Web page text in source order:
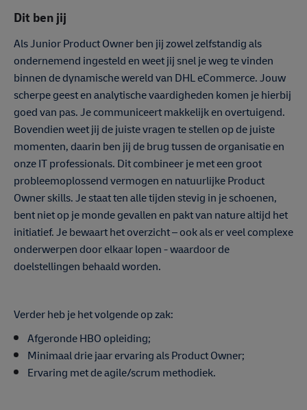
Dit ben jij
Als Junior Product Owner ben jij zowel zelfstandig als
ondernemend ingesteld en weet jij snel je weg te vinden
binnen de dynamische wereld van DHL eCommerce. Jouw
scherpe geest en analytische vaardigheden komen je hierbij
goed van pas. Je communiceert makkelijk en overtuigend.
Bovendien weet jij de juiste vragen te stellen op de juiste
momenten, daarin ben jij de brug tussen de organisatie en
onze IT professionals. Dit combineer je met een groot
probleemoplossend vermogen en natuurlijke Product
Owner skills. Je staat ten alle tijden stevig in je schoenen,
bent niet op je monde gevallen en pakt van nature altijd het
initiatief. Je bewaart het overzicht – ook als er veel complexe
onderwerpen door elkaar lopen - waardoor de
doelstellingen behaald worden.
Verder heb je het volgende op zak:
Afgeronde HBO opleiding;
Minimaal drie jaar ervaring als Product Owner;
Ervaring met de agile/scrum methodiek.